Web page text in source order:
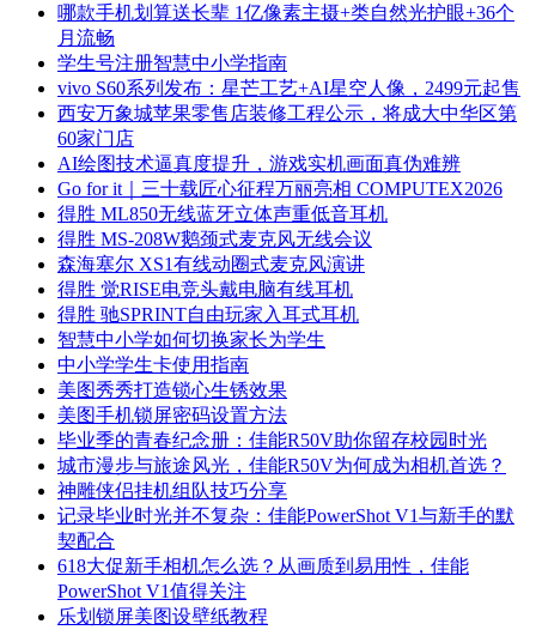
哪款手机划算送长辈 1亿像素主摄+类自然光护眼+36个
月流畅
学生号注册智慧中小学指南
vivo S60系列发布：星芒工艺+AI星空人像，2499元起售
西安万象城苹果零售店装修工程公示，将成大中华区第
60家门店
AI绘图技术逼真度提升，游戏实机画面真伪难辨
Go for it｜三十载匠心征程万丽亮相 COMPUTEX2026
得胜 ML850无线蓝牙立体声重低音耳机
得胜 MS-208W鹅颈式麦克风无线会议
森海塞尔 XS1有线动圈式麦克风演讲
得胜 觉RISE电竞头戴电脑有线耳机
得胜 驰SPRINT自由玩家入耳式耳机
智慧中小学如何切换家长为学生
中小学学生卡使用指南
美图秀秀打造锁心生锈效果
美图手机锁屏密码设置方法
毕业季的青春纪念册：佳能R50V助你留存校园时光
城市漫步与旅途风光，佳能R50V为何成为相机首选？
神雕侠侣挂机组队技巧分享
记录毕业时光并不复杂：佳能PowerShot V1与新手的默
契配合
618大促新手相机怎么选？从画质到易用性，佳能
PowerShot V1值得关注
乐划锁屏美图设壁纸教程